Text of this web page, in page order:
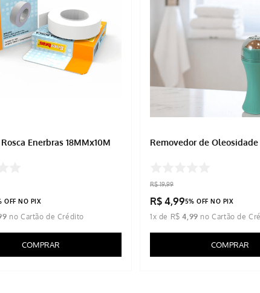
Enerbras 18MMx10M
OFF NO PIX
COMPRAR
Removedor de Oleosidade
R$ 19,99
R$ 4,995% OFF NO PIX
1x de R$ 4,99
COMPRAR